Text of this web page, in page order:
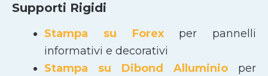
Supporti Rigidi
Stampa su Forexper pannelli
informativi e decorativi
Stampa su Dibond Alluminio per